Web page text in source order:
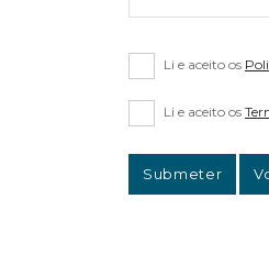
Li e aceito os
Li e aceito os
Submeter